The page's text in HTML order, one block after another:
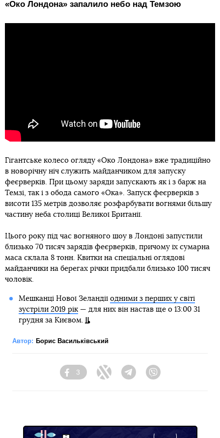
«Око Лондона» запалило небо над Темзою
Гігантське колесо огляду «Око Лондона» вже традиційно
в новорічну ніч служить майданчиком для запуску
феєрверків. При цьому заряди запускають як і з барж на
Темзі, так і з обода самого «Ока». Запуск феєрверків з
висоти 135 метрів дозволяє розфарбувати вогнями більшу
частину неба столиці Великої Британії.
Цього року під час вогняного шоу в Лондоні запустили
близько 70 тисяч зарядів феєрверків, причому їх сумарна
маса склала 8 тонн. Квитки на спеціальні оглядові
майданчики на берегах річки придбали близько 100 тисяч
чоловік.
Мешканці Нової Зеландії одними з перших у світі
зустріли 2019 рік— для них він настав ще о 13:00 31
грудня за Києвом.
Автор: Борис Васильківський
Facebook
3
Twitter TelegramViber